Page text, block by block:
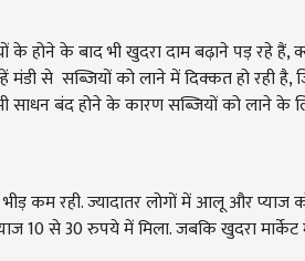
के होने के बाद भी खुदरा दाम बढ़ाने पड़ रहे
मंडी से सब्जियों को लाने में दिक्कत हो रही
साधन बंद होने के कारण सब्जियों को लाने के
कम रही. ज्यादातर लोगों में आलू और प्याज
10 से 30 रुपये में मिला. जबकि खुदरा